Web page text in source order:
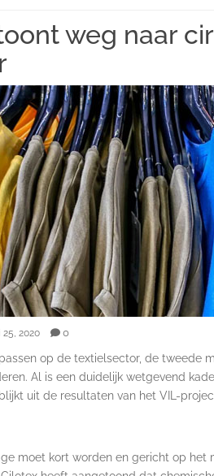
weg naar
25, 2020 0
op de textielsector, de tweede
Al is een duidelijk wetgevend
uit de resultaten van het VIL-
moet kort worden en gericht op het